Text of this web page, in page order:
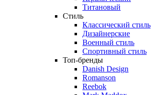
Титановый
Стиль
Классический стиль
Дизайнерские
Военный стиль
Спортивный стиль
Топ-бренды
Danish Design
Romanson
Reebok